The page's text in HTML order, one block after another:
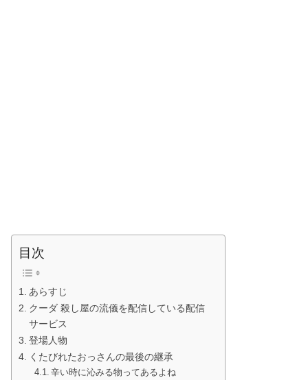
目次
あらすじ
クーダ 殺し屋の流儀を配信している配信
サービス
登場人物
くたびれたおっさんの最後の継承
辛い時に沁みる物ってあるよね